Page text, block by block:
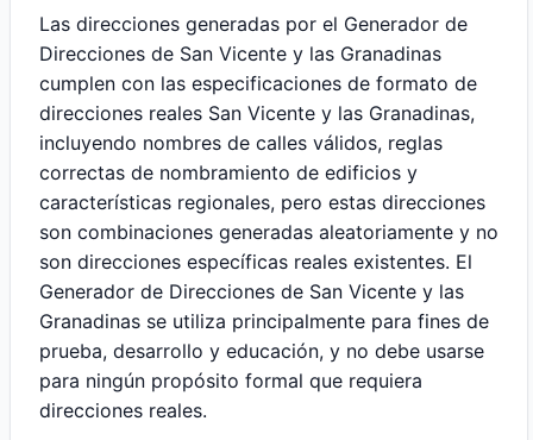
Las direcciones generadas por el Generador de
Direcciones de San Vicente y las Granadinas
cumplen con las especificaciones de formato de
direcciones reales San Vicente y las Granadinas,
incluyendo nombres de calles válidos, reglas
correctas de nombramiento de edificios y
características regionales, pero estas direcciones
son combinaciones generadas aleatoriamente y no
son direcciones específicas reales existentes. El
Generador de Direcciones de San Vicente y las
Granadinas se utiliza principalmente para fines de
prueba, desarrollo y educación, y no debe usarse
para ningún propósito formal que requiera
direcciones reales.